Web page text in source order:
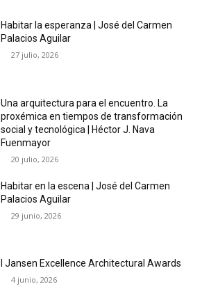
Habitar la esperanza | José del Carmen
Palacios Aguilar
27 julio, 2026
Una arquitectura para el encuentro. La
proxémica en tiempos de transformación
social y tecnológica | Héctor J. Nava
Fuenmayor
20 julio, 2026
Habitar en la escena | José del Carmen
Palacios Aguilar
29 junio, 2026
I Jansen Excellence Architectural Awards
4 junio, 2026